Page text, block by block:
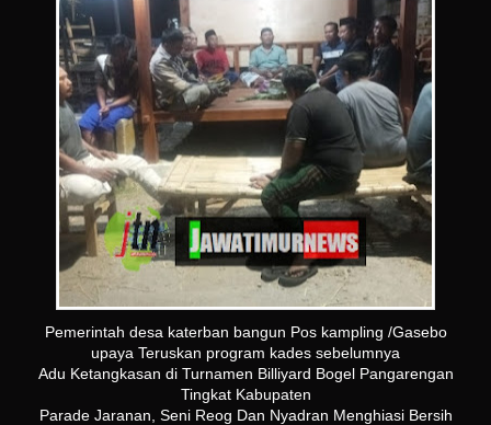
Pemerintah desa katerban bangun Pos kampling /Gasebo
upaya Teruskan program kades sebelumnya
Adu Ketangkasan di Turnamen Billiyard Bogel Pangarengan
Tingkat Kabupaten
Parade Jaranan, Seni Reog Dan Nyadran Menghiasi Bersih